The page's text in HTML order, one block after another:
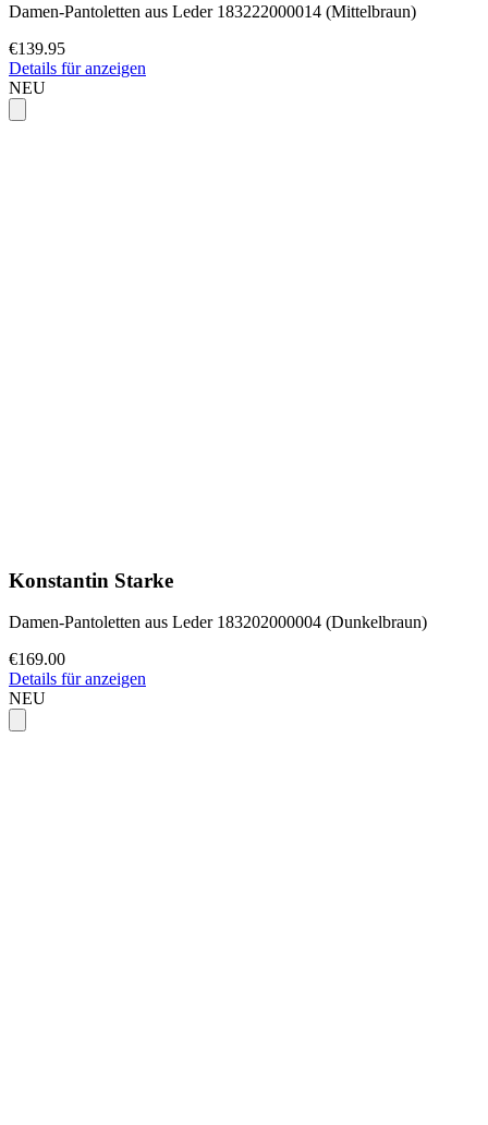
Damen-Pantoletten aus Leder 183222000014 (Mittelbraun)
€139.95
Details für anzeigen
NEU
Konstantin Starke
Damen-Pantoletten aus Leder 183202000004 (Dunkelbraun)
€169.00
Details für anzeigen
NEU